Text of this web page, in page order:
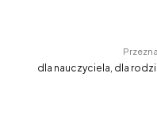
dla nauczyciela, dla